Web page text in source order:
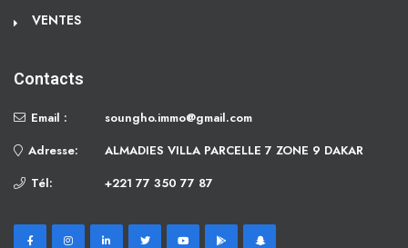
VENTES
Contacts
Email :
soungho.immo@gmail.com
Adresse:
ALMADIES VILLA PARCELLE 7 ZONE 9 DAKAR
Tél:
+221 77 350 77 87